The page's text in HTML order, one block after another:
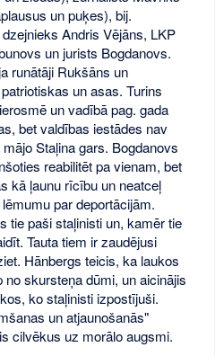
un puķes), bij.
Andris Vējāns, LKP
un jurists Bogdanovs.
runātāji Rukšāns un
un asas. Turins
un vadībā pag. gada
bet valdības iestādes nav
Staļina gars. Bogdanovs
reabilitēt pa vienam, bet
kā ļaunu rīcību un neatceļ
par deportācijām.
tie paši staļinisti un, kamēr tie
Tauta tiem ir zaudējusi
Hānbergs teicis, ka laukos
skursteņa dūmi, un aicinājis
ko staļinisti izpostījuši.
un atjaunošanās"
cilvēkus uz morālo augsmi.